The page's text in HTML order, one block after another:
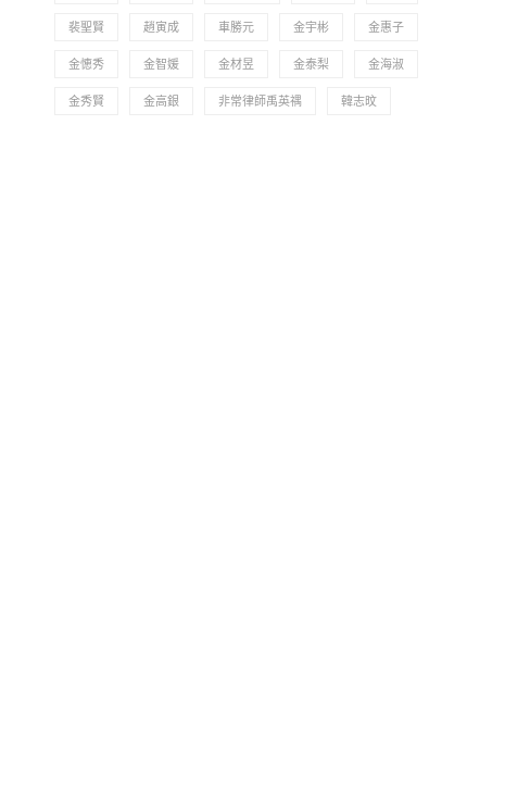
裴聖賢 趙寅成 車勝元 金宇彬 金惠子
金憓秀 金智媛 金材昱 金泰梨 金海淑
金秀賢 金高銀 非常律師禹英禑 韓志旼